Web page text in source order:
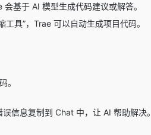
基于 AI 模型生成代码建议或解答。
具”，Trae 可以自动生成项目代码。
。
信息复制到 Chat 中，让 AI 帮助解决。